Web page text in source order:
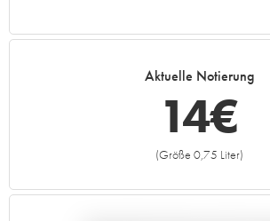
Aktuelle Notierung
14€
(Größe 0,75 Liter)